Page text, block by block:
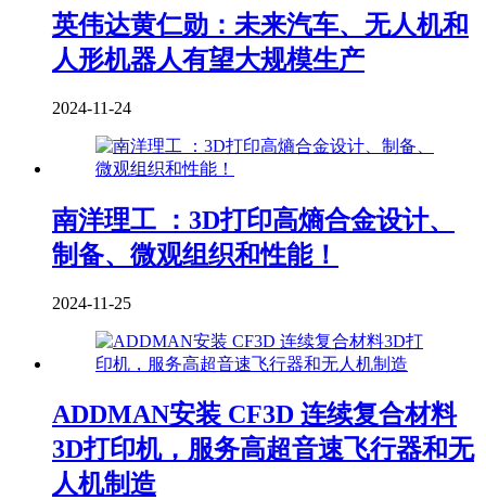
英伟达黄仁勋：未来汽车、无人机和
人形机器人有望大规模生产
2024-11-24
南洋理工 ：3D打印高熵合金设计、
制备、微观组织和性能！
2024-11-25
ADDMAN安装 CF3D 连续复合材料
3D打印机，服务高超音速飞行器和无
人机制造